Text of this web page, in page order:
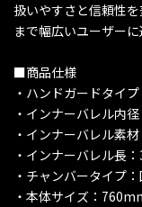
扱いやすさと信頼性
まで幅広いユーザーに
■商品仕様
・ハンドガードタイ
・インナーバレル内
・インナーバレル素
・インナーバレル長
・チャンバータイプ
・本体サイズ：